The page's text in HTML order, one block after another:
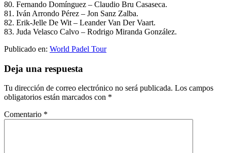
80. Fernando Domínguez – Claudio Bru Casaseca.
81. Iván Arrondo Pérez – Jon Sanz Zalba.
82. Erik-Jelle De Wit – Leander Van Der Vaart.
83. Juda Velasco Calvo – Rodrigo Miranda González.
Publicado en: World Padel Tour
Interacciones
los
lectores
Deja una respuesta
Tu dirección de correo electrónico no será publicada. Los campos
obligatorios están marcados con *
Comentario *